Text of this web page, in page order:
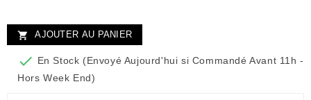
 AJOUTER AU PANIER
 En Stock (Envoyé Aujourd'hui si Commandé Avant 11h -
Hors Week End)